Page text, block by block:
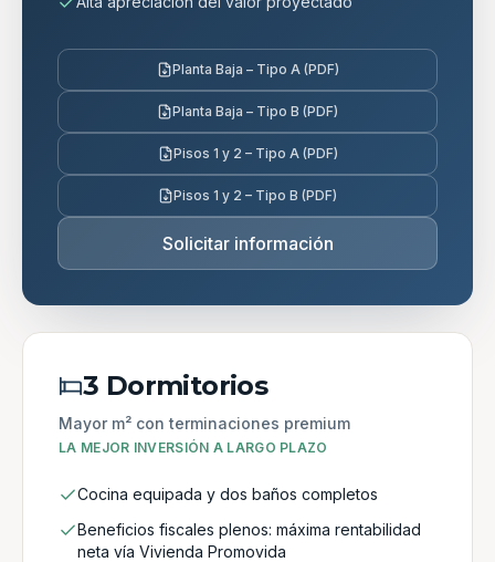
Planta Baja – Tipo A (PDF)
Planta Baja – Tipo B (PDF)
Pisos 1 y 2 – Tipo A (PDF)
Pisos 1 y 2 – Tipo B (PDF)
Solicitar información
3 Dormitorios
Mayor m² con terminaciones premium
LA MEJOR INVERSIÓN A LARGO PLAZO
Cocina equipada y dos baños completos
Beneficios fiscales plenos: máxima rentabilidad
neta vía Vivienda Promovida